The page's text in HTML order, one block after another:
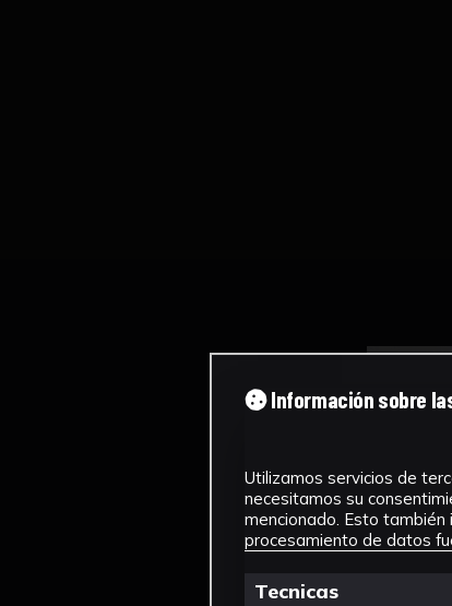
Información sobre
Utilizamos servicios de
necesitamos su
mencionado. Esto
procesamiento de datos
Tecnicas